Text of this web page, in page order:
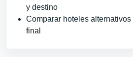
y destino
Comparar hoteles
final